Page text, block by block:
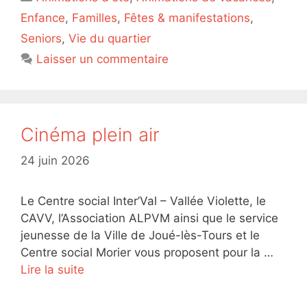
Enfance, Familles, Fêtes & manifestations,
Seniors, Vie du quartier
Laisser un commentaire
Cinéma plein air
24 juin 2026
Le Centre social Inter’Val – Vallée Violette, le
CAVV, l’Association ALPVM ainsi que le service
jeunesse de la Ville de Joué-lès-Tours et le
Centre social Morier vous proposent pour la …
Lire la suite